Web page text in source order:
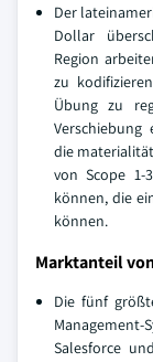
Der
Dollar
Region
zu
Übung zu
Verschiebung
die
von Scope
können, die
können.
Marktanteil
Die fünf
Salesforce